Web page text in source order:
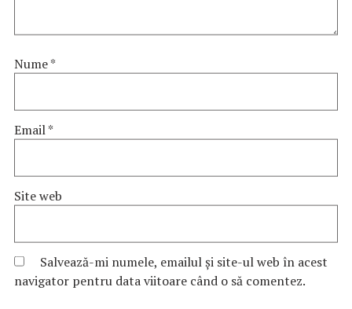
Nume*
Email*
Site web
Salvează-mi numele, emailul și site-ul web în acest
navigator pentru data viitoare când o să comentez.